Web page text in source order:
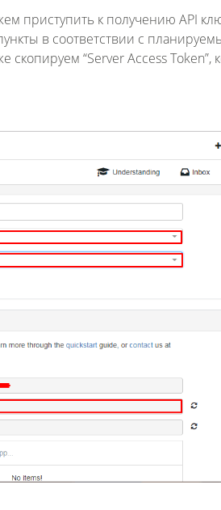
к получению API
в соответствии с
“Server Access Token”,